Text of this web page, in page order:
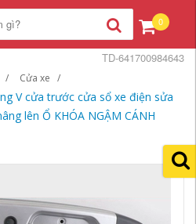
0
Cửa xe
V cửa trước cửa sổ xe điện sửa
lên Ổ KHÓA NGẬM CÁNH
TD-641700984643